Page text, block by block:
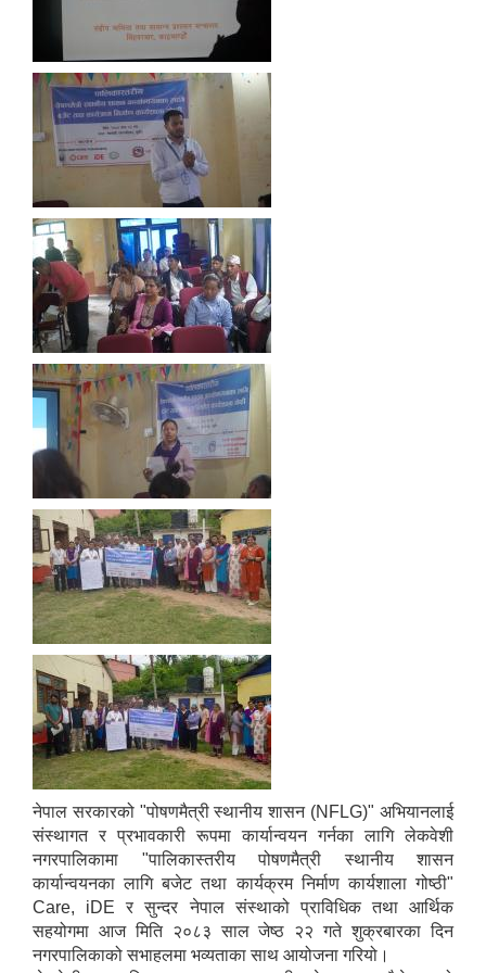
नेपाल सरकारको "पोषणमैत्री स्थानीय शासन (NFLG)" अभियानलाई
संस्थागत र प्रभावकारी रूपमा कार्यान्वयन गर्नका लागि लेकवेशी
नगरपालिकामा "पालिकास्तरीय पोषणमैत्री स्थानीय शासन
कार्यान्वयनका लागि बजेट तथा कार्यक्रम निर्माण कार्यशाला गोष्ठी"
Care, iDE र सुन्दर नेपाल संस्थाको प्राविधिक तथा आर्थिक
सहयोगमा आज मिति २०८३ साल जेष्ठ २२ गते शुक्रबारका दिन
नगरपालिकाको सभाहलमा भव्यताका साथ आयोजना गरियो।